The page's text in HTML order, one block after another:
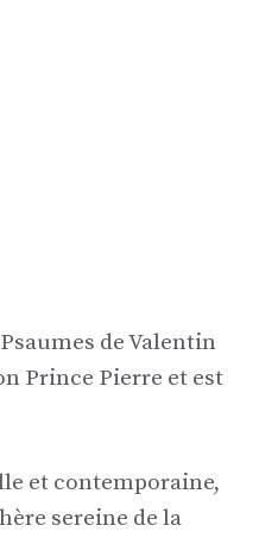
de Valentin
Prince Pierre et est
et contemporaine,
sereine de la